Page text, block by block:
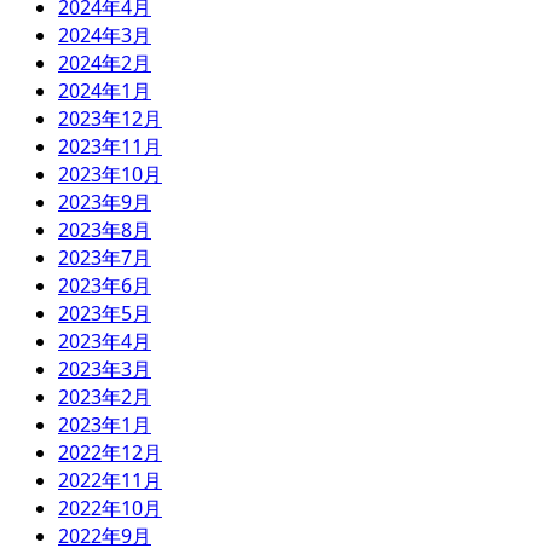
2024年4月
2024年3月
2024年2月
2024年1月
2023年12月
2023年11月
2023年10月
2023年9月
2023年8月
2023年7月
2023年6月
2023年5月
2023年4月
2023年3月
2023年2月
2023年1月
2022年12月
2022年11月
2022年10月
2022年9月